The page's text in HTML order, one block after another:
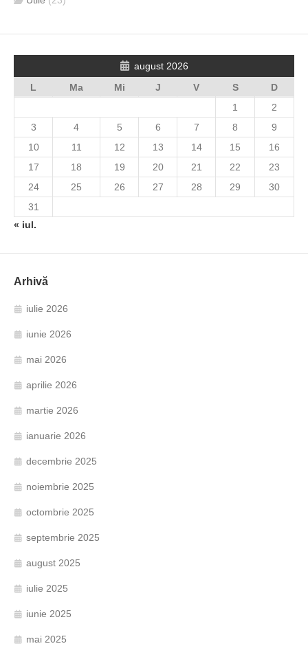
august 2026
L
Ma Mi J V S
D
1
2
3
4 5 6 7 8
9
10
11 12 13 14 15
16
17
18 19 20 21 22
23
24
25 26 27 28 29
30
31
« iul.
Arhivă
iulie 2026
iunie 2026
mai 2026
aprilie 2026
martie 2026
ianuarie 2026
decembrie 2025
noiembrie 2025
octombrie 2025
septembrie 2025
august 2025
iulie 2025
iunie 2025
mai 2025